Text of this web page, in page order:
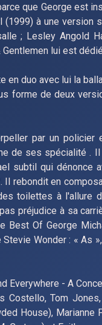
que George est
(1999) à une version
; Lesley Angold
lui est
duo avec lui la
forme de deux
par un policier
de ses spécialité .
subtil qui dénonce
rebondit en
toilettes à l'allure
préjudice à sa
Of George
Wonder : « As
Everywhere - A
Tom
House), Marianne